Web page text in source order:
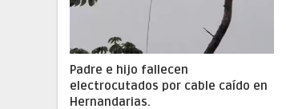
Padre e hijo fallecen
electrocutados por cable caído en
Hernandarias.